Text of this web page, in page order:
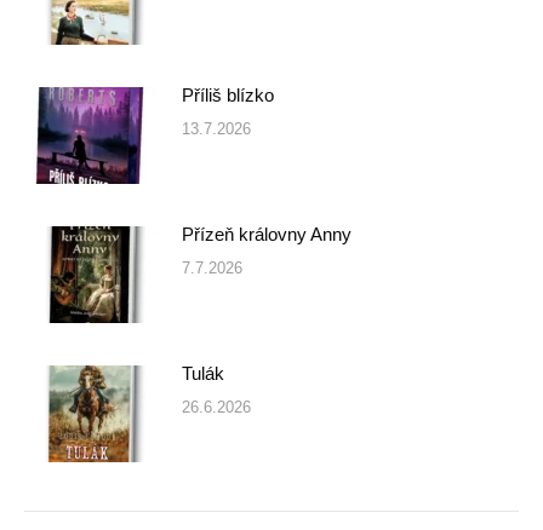
Příliš blízko
13.7.2026
Přízeň královny Anny
7.7.2026
Tulák
26.6.2026